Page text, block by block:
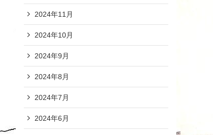
2024年11月
2024年10月
2024年9月
2024年8月
2024年7月
2024年6月